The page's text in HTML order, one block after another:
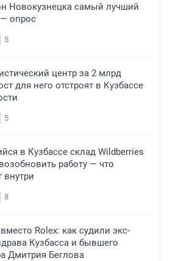
Новокузнецка самый лучший
опрос
5
центр за 2 млрд
для него отстроят в Кузбассе
5
в Кузбассе склад Wildberries
работу — что
внутри
8
Rolex: как судили экс-
Кузбасса и бывшего
Дмитрия Беглова